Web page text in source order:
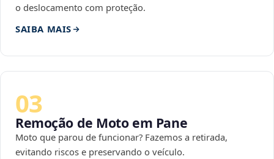
o deslocamento com proteção.
SAIBA MAIS
03
Remoção de Moto em Pane
Moto que parou de funcionar? Fazemos a retirada,
evitando riscos e preservando o veículo.